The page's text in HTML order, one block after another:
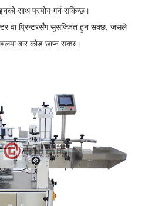
साथ प्रयोग गर्न सकिन्छ।
वा प्रिन्टरसँग सुसज्जित हुन सक्छ, जसले
बार कोड छाप्न सक्छ।